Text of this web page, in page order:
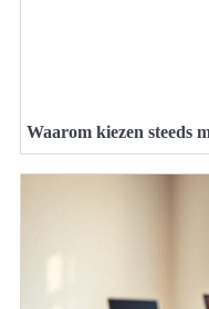
Waarom kiezen steeds